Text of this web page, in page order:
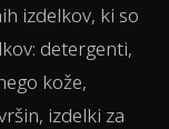
izdelkov, ki so
detergenti,
kože,
izdelki za